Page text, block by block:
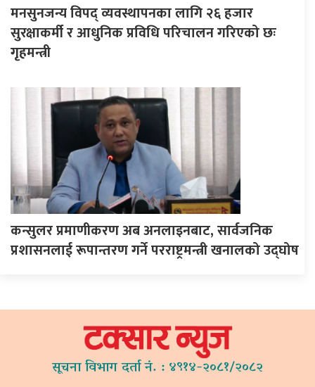
मनसुनजन्य विपद् व्यवस्थापनका लागि २६ हजार
सुरक्षाकर्मी र आधुनिक प्रविधि परिचालन गरिएको छः
गृहमन्त्री
कन्सुलर प्रमाणीकरण अब अनलाइनबाट, सार्वजनिक
प्रशासनलाई रूपान्तरण गर्ने परराष्ट्रमन्त्री खनालको उद्घोष
सूचना विभाग दर्ता नं. : ४९१४-२०८१/२०८२